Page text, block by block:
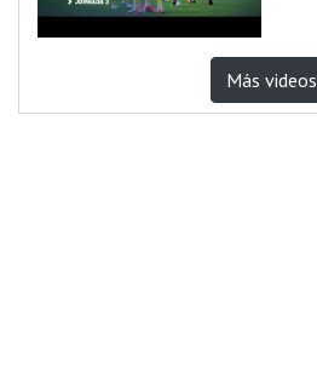
Más videos